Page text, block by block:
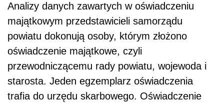
Analizy danych zawartych w oświadczeniu
majątkowym przedstawicieli samorządu
powiatu dokonują osoby, którym złożono
oświadczenie majątkowe, czyli
przewodniczącemu rady powiatu, wojewoda i
starosta. Jeden egzemplarz oświadczenia
trafia do urzędu skarbowego. Oświadczenie